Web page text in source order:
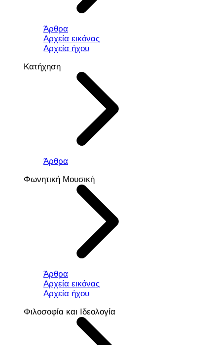
Άρθρα
Αρχεία εικόνας
Αρχεία ήχου
Κατήχηση
Άρθρα
Φωνητική Μουσική
Άρθρα
Αρχεία εικόνας
Αρχεία ήχου
Φιλοσοφία και Ιδεολογία